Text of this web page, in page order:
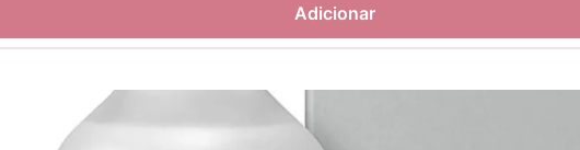
Adicionar